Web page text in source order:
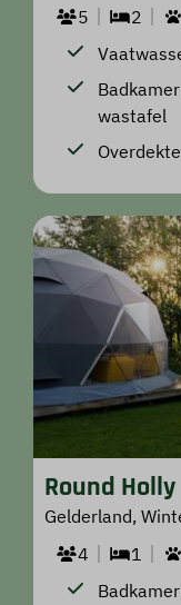
5
2
wastafel
Round Holly
Gelderland,
4
1